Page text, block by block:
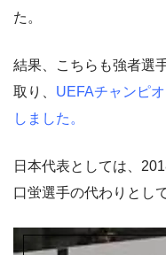
た。
結果、こちらも強者選
取り、 UEFAチャンピ
しました。
日本代表としては、
口蛍選手の代わりとし